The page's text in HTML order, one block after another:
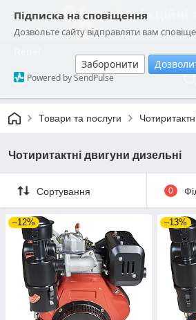
Підписка на сповіщення
Дозвольте сайту відправляти вам
Заборонити
Powered by SendPulse
Товари та послуги
Чотиритактні двигуни дизельні
Сортування 0
–12% –13%